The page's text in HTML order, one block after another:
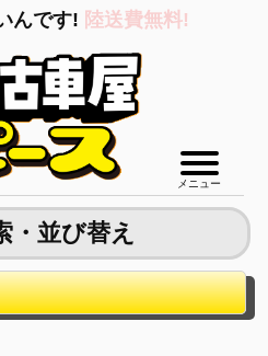
んです! 陸送費無料!
メニュー
・並び替え